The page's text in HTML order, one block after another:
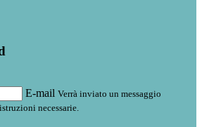
E-mail Verrà inviato un messaggio
necessarie.